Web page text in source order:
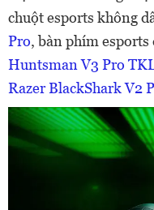
chuột esports không
Pro, bàn phím esports
Huntsman V3 Pro
Razer BlackShark V2